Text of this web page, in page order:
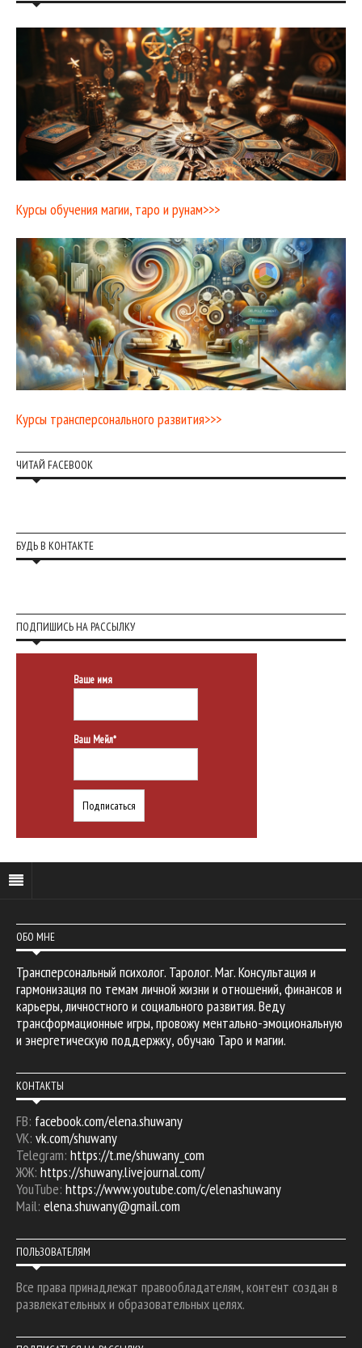
Курсы обучения магии, таро и рунам>>>
Курсы трансперсонального развития>>>
ЧИТАЙ FACEBOOK
БУДЬ В КОНТАКТЕ
ПОДПИШИСЬ НА РАССЫЛКУ
Ваше имя
Ваш Мейл*
ОБО МНЕ
Трансперсональный психолог. Таролог. Маг. Консультация и
гармонизация по темам личной жизни и отношений, финансов и
карьеры, личностного и социального развития. Веду
трансформационные игры, провожу ментально-эмоциональную
и энергетическую поддержку, обучаю Таро и магии.
КОНТАКТЫ
FB: facebook.com/elena.shuwany
VK: vk.com/shuwany
Telegram: https://t.me/shuwany_com
ЖЖ: https://shuwany.livejournal.com/
YouTube: https://www.youtube.com/c/elenashuwany
Mail: elena.shuwany@gmail.com
ПОЛЬЗОВАТЕЛЯМ
Все права принадлежат правообладателям, контент создан в
развлекательных и образовательных целях.